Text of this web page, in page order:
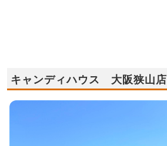
キャンディハウス 大阪狭山店